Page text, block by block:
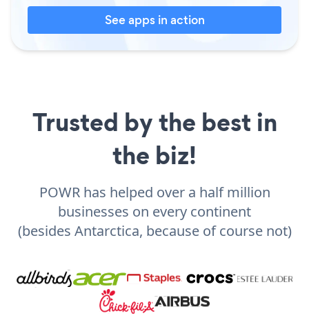
See apps in action
Trusted by the best in
the biz!
POWR has helped over a half million
businesses on every continent
(besides Antarctica, because of course not)